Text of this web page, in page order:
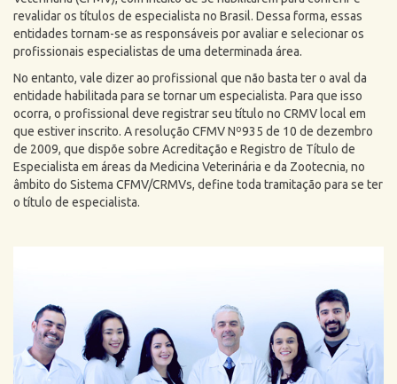
revalidar os títulos de especialista no Brasil. Dessa forma, essas
entidades tornam-se as responsáveis por avaliar e selecionar os
profissionais especialistas de uma determinada área.
No entanto, vale dizer ao profissional que não basta ter o aval da
entidade habilitada para se tornar um especialista. Para que isso
ocorra, o profissional deve registrar seu título no CRMV local em
que estiver inscrito. A resolução CFMV Nº935 de 10 de dezembro
de 2009, que dispõe sobre Acreditação e Registro de Título de
Especialista em áreas da Medicina Veterinária e da Zootecnia, no
âmbito do Sistema CFMV/CRMVs, define toda tramitação para se ter
o título de especialista.